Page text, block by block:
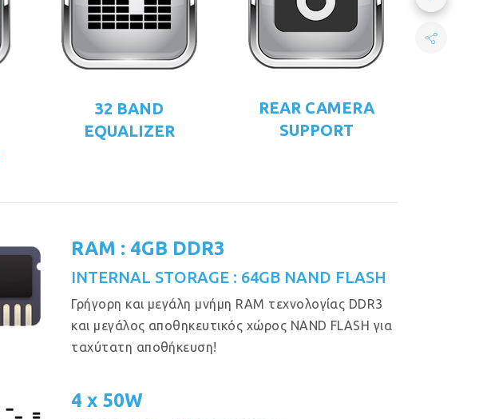
32 BAND
EQUALIZER
REAR CAMERA
SUPPORT
RAM : 4GB DDR3
INTERNAL STORAGE : 64GB NAND FLASH
Γρήγορη και μεγάλη μνήμη RAM τεχνολογίας DDR3
και μεγάλος αποθηκευτικός χώρος NAND FLASH για
ταχύτατη αποθήκευση!
4 x 50W